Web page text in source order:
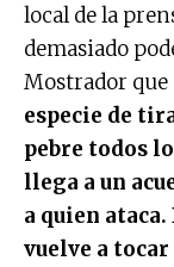
local de la
demasiado
Mostrador que
especie de
pebre todos
llega a un
a quien ataca.
vuelve a